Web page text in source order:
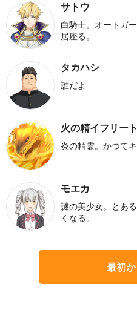
サトウ
白騎士。オートガ
居座る。
タカハシ
誰だよ
火の精イフリート
炎の精霊。かつて
モエカ
謎の美少女。とあ
くなる。
最初